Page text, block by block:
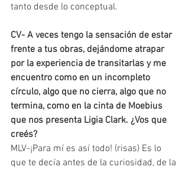
tanto desde lo conceptual.
CV- A veces tengo la sensación de estar
frente a tus obras, dejándome atrapar
por la experiencia de transitarlas y me
encuentro como en un incompleto
círculo, algo que no cierra, algo que no
termina, como en la cinta de Moebius
que nos presenta Ligia Clark. ¿Vos que
creés?
MLV-¡Para mí es así todo! (risas) Es lo
que te decía antes de la curiosidad, de la